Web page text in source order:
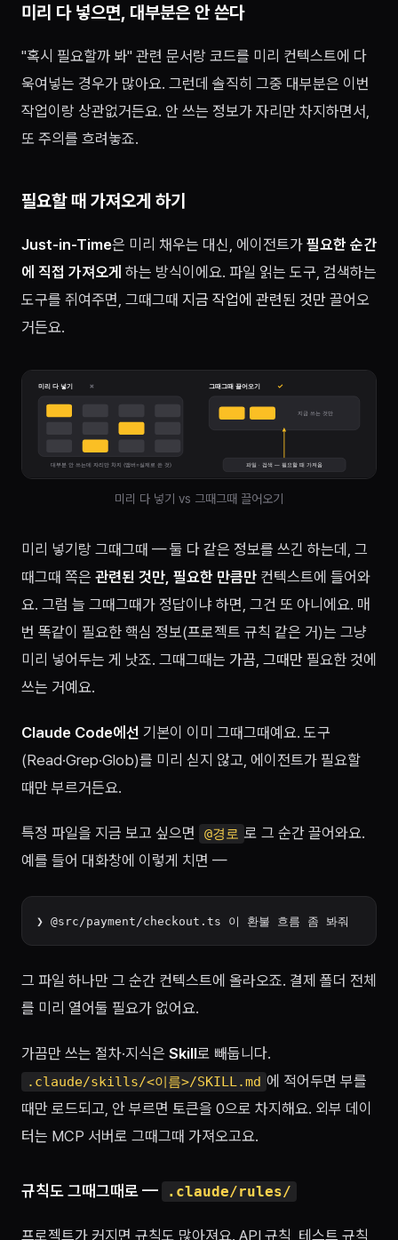
미리 다 넣으면, 대부분은 안 쓴다
"혹시 필요할까 봐" 관련 문서랑 코드를 미리 컨텍스트에 다
욱여넣는 경우가 많아요. 그런데 솔직히 그중 대부분은 이번
작업이랑 상관없거든요. 안 쓰는 정보가 자리만 차지하면서,
또 주의를 흐려놓죠.
필요할 때 가져오게 하기
Just-in-Time은 미리 채우는 대신, 에이전트가 필요한 순간
에 직접 가져오게 하는 방식이에요. 파일 읽는 도구, 검색하는
도구를 쥐여주면, 그때그때 지금 작업에 관련된 것만 끌어오
거든요.
미리 다 넣기 vs 그때그때 끌어오기
미리 넣기랑 그때그때 — 둘 다 같은 정보를 쓰긴 하는데, 그
때그때 쪽은 관련된 것만, 필요한 만큼만 컨텍스트에 들어와
요. 그럼 늘 그때그때가 정답이냐 하면, 그건 또 아니에요. 매
번 똑같이 필요한 핵심 정보(프로젝트 규칙 같은 거)는 그냥
미리 넣어두는 게 낫죠. 그때그때는 가끔, 그때만 필요한 것에
쓰는 거예요.
Claude Code에선 기본이 이미 그때그때예요. 도구
(Read·Grep·Glob)를 미리 싣지 않고, 에이전트가 필요할
때만 부르거든요.
특정 파일을 지금 보고 싶으면 @경로 로 그 순간 끌어와요.
예를 들어 대화창에 이렇게 치면 —
그 파일 하나만 그 순간 컨텍스트에 올라오죠. 결제 폴더 전체
를 미리 열어둘 필요가 없어요.
가끔만 쓰는 절차·지식은 Skill로 빼둡니다.
.claude/skills/<이름>/SKILL.md 에 적어두면 부를
때만 로드되고, 안 부르면 토큰을 0으로 차지해요. 외부 데이
터는 MCP 서버로 그때그때 가져오고요.
규칙도 그때그때로 — .claude/rules/
프로젝트가 커지면 규칙도 많아져요. API 규칙, 테스트 규칙,